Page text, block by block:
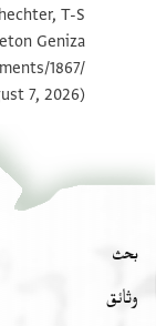
]ו[
]שמים
]וחתמנו
]וחמשין
]בפסטאט
יפת החז]ן
עמ]רם נע'
T-S 8J11.17 1v
T-S
Geniza
1867/
7, 2026).
بحث
وثائق